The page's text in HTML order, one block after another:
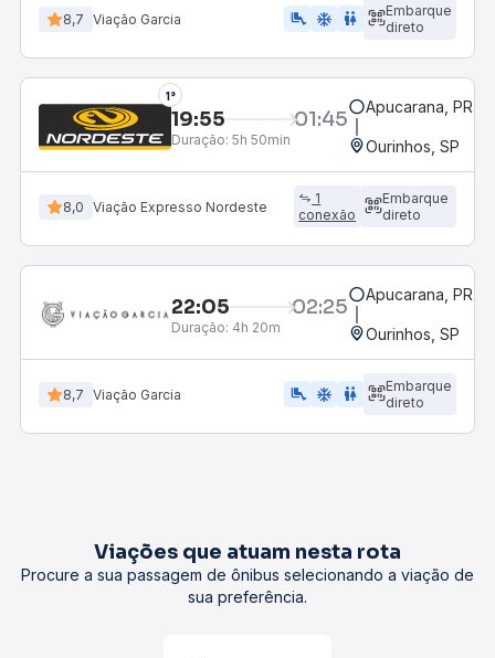
8,7 Viação Garcia airline_seat_legroom_extra ac_unit WC
Embarque
direto
1°
19:55 01:45
Duração: 5h 50min
Apucarana, PR
Ourinhos, SP
8,0 Viação Expresso Nordeste
1
conexão
Embarque
direto
22:05 02:25
Duração: 4h 20m
Apucarana, PR
Ourinhos, SP
8,7 Viação Garcia airline_seat_legroom_extra ac_unit WC
Embarque
direto
Viações que atuam nesta rota
Procure a sua passagem de ônibus selecionando a viação de
sua preferência.